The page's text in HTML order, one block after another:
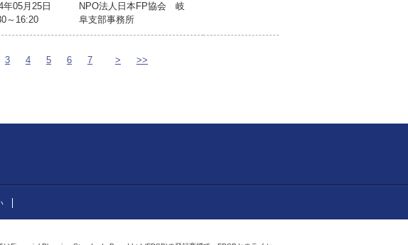
年05月25日
～16:20
NPO法人日本FP協会 岐
阜支部事務所
3 4 5 6 7 > >>